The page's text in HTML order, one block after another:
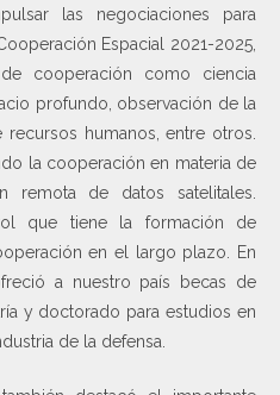
las negociaciones para
Espacial 2021-2025,
cooperación como ciencia
profundo, observación de la
humanos, entre otros.
la cooperación en materia de
remota de datos satelitales.
que tiene la formación de
en el largo plazo. En
a nuestro país becas de
y doctorado para estudios en
de la defensa.